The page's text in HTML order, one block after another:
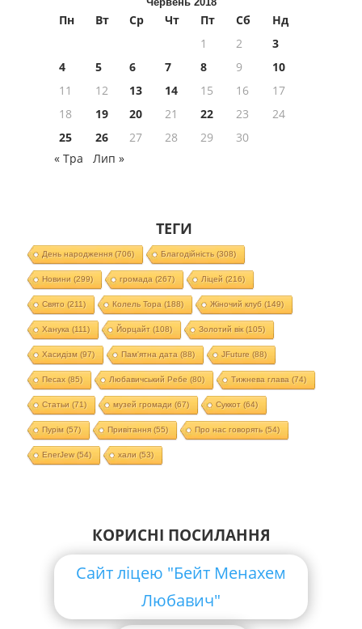
Пн Вт Ср Чт Пт Сб
Нд
1
2
3
4
5 6 7 8 9
10
11
12 13 14 15 16
17
18
19 20 21 22 23
24
25
26 27 28 29
30
« Тра
Лип »
ТЕГИ
День народження(706) Благодійність (308)
Новини (299) громада (267) Ліцей (216)
Свято (211) Колель Тора (188) Жіночий клуб (149)
Ханука (111) Йорцайт (108) Золотий вік(105)
Хасидізм (97) Пам'ятна дата (88) JFuture (88)
Песах(85) Любавичський Ребе (80) Тижнева глава (74)
Статьи (71) музей громади (67) Суккот (64)
Пурім (57) Привітання(55) Про нас говорять (54)
EnerJew(54) хали (53)
КОРИСНІ ПОСИЛАННЯ
Сайт ліцею "Бейт Менахем
Любавич"